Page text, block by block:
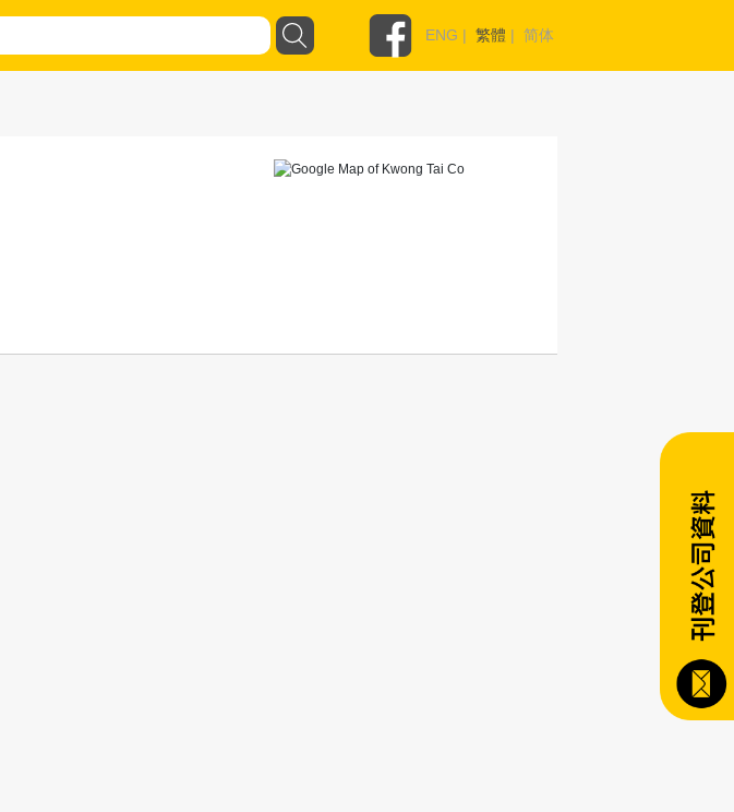
ENG | 繁體 | 简体